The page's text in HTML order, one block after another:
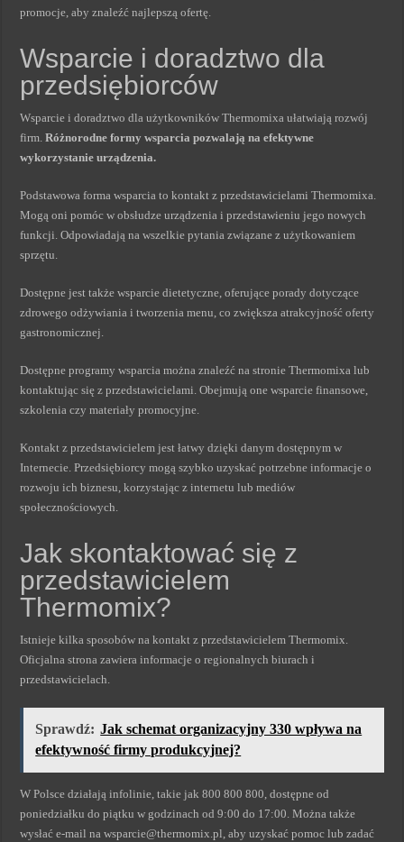
promocje, aby znaleźć najlepszą ofertę.
Wsparcie i doradztwo dla
przedsiębiorców
Wsparcie i doradztwo dla użytkowników Thermomixa ułatwiają rozwój
firm.Różnorodne formy wsparcia pozwalają na efektywne
wykorzystanie urządzenia.
Podstawowa forma wsparcia to kontakt z przedstawicielami Thermomixa.
Mogą oni pomóc w obsłudze urządzenia i przedstawieniu jego nowych
funkcji. Odpowiadają na wszelkie pytania związane z użytkowaniem
sprzętu.
Dostępne jest także wsparcie dietetyczne, oferujące porady dotyczące
zdrowego odżywiania i tworzenia menu, co zwiększa atrakcyjność oferty
gastronomicznej.
Dostępne programy wsparcia można znaleźć na stronie Thermomixa lub
kontaktując się z przedstawicielami. Obejmują one wsparcie finansowe,
szkolenia czy materiały promocyjne.
Kontakt z przedstawicielem jest łatwy dzięki danym dostępnym w
Internecie. Przedsiębiorcy mogą szybko uzyskać potrzebne informacje o
rozwoju ich biznesu, korzystając z internetu lub mediów
społecznościowych.
Jak skontaktować się z
przedstawicielem
Thermomix?
Istnieje kilka sposobów na kontakt z przedstawicielem Thermomix.
Oficjalna strona zawiera informacje o regionalnych biurach i
przedstawicielach.
Sprawdź: Jak schemat organizacyjny 330 wpływa na
efektywność firmy produkcyjnej?
W Polsce działają infolinie, takie jak 800 800 800, dostępne od
poniedziałku do piątku w godzinach od 9:00 do 17:00. Można także
wysłać e-mail na wsparcie@thermomix.pl, aby uzyskać pomoc lub zadać